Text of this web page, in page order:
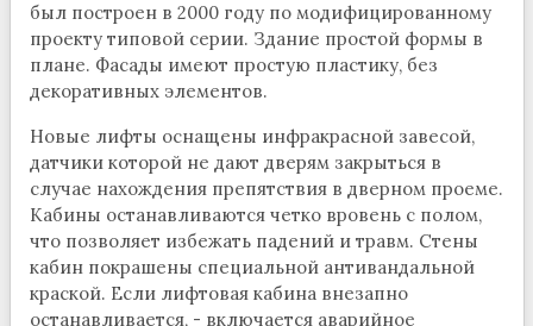
был построен в 2000 году по модифицированному
проекту типовой серии. Здание простой формы в
плане. Фасады имеют простую пластику, без
декоративных элементов.
Новые лифты оснащены инфракрасной завесой,
датчики которой не дают дверям закрыться в
случае нахождения препятствия в дверном проеме.
Кабины останавливаются четко вровень с полом,
что позволяет избежать падений и травм. Стены
кабин покрашены специальной антивандальной
краской. Если лифтовая кабина внезапно
останавливается, - включается аварийное